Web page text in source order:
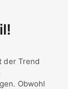
der Trend
Obwohl